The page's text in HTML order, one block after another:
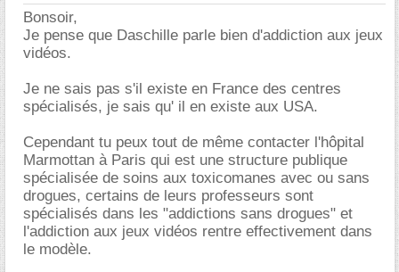
Bonsoir,
Je pense que Daschille parle bien d'addiction aux jeux
vidéos.
Je ne sais pas s'il existe en France des centres
spécialisés, je sais qu' il en existe aux USA.
Cependant tu peux tout de même contacter l'hôpital
Marmottan à Paris qui est une structure publique
spécialisée de soins aux toxicomanes avec ou sans
drogues, certains de leurs professeurs sont
spécialisés dans les "addictions sans drogues" et
l'addiction aux jeux vidéos rentre effectivement dans
le modèle.